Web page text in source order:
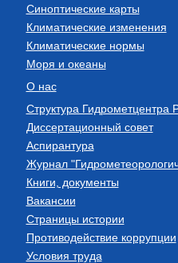
Синоптические карты
Климатические изменения
Климатические нормы
Моря и океаны
О нас
Структура Гидрометцентра
Диссертационный совет
Аспирантура
Журнал
Книги, документы
Вакансии
Страницы истории
Противодействие коррупции
Условия труда